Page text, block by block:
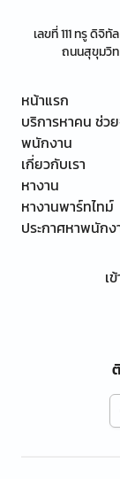
เลขที่ 111 ทรู ดิจิ
ถนนสุขุมวิท
หน้าแรก
บริการหาคน ช่ว
พนักงาน
เกี่ยวกับเรา
หางาน
หางานพาร์ทไทม์
ประกาศหาพนัก
เ